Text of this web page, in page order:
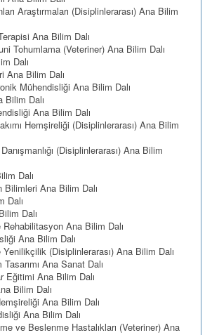
Araştırmaları (Disiplinlerarası) Ana Bilim
Ana Bilim Dalı
Tohumlama (Veteriner) Ana Bilim Dalı
Dalı
Ana Bilim Dalı
Mühendisliği Ana Bilim Dalı
Bilim Dalı
Ana Bilim Dalı
Hemşireliği (Disiplinlerarası) Ana Bilim
(Disiplinlerarası) Ana Bilim
Dalı
Bilimleri Ana Bilim Dalı
Dalı
Dalı
Ana Bilim Dalı
Ana Bilim Dalı
(Disiplinlerarası) Ana Bilim Dalı
Ana Sanat Dalı
Eğitimi Ana Bilim Dalı
Bilim Dalı
Ana Bilim Dalı
Ana Bilim Dalı
ve Beslenme Hastalıkları (Veteriner) Ana